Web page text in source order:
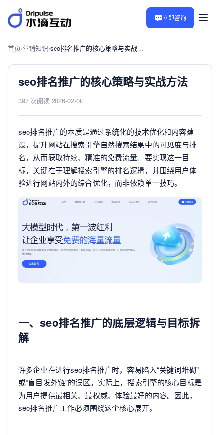
立即咨询
首页›营销知识› seo排名推广的核心策略与实战方法
seo排名推广的核心策略与实战方法
397 次阅读 2026-02-08
seo排名推广的本质是通过系统化的技术优化和内容建
设，提升网站在搜索引擎自然搜索结果中的可见度与排
名，从而获取持续、精准的免费流量。要实现这一目
标，关键在于理解搜索引擎的排名逻辑，并围绕用户体
验进行网站内外的综合优化，而非依赖单一技巧。
一、seo排名推广的底层逻辑与目标拆
解
许多企业在进行seo排名推广时，容易陷入“关键词堆砌”
或“盲目发外链”的误区。实际上，搜索引擎的核心目标是
为用户提供最相关、最权威、体验最好的内容。因此，
seo排名推广工作必须围绕这个核心展开。